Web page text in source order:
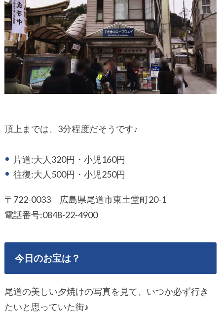
頂上までは、3分程度だそうです♪
片道:大人320円・小児160円
往復:大人500円・小児250円
〒722-0033 広島県尾道市東土堂町20-1
電話番号:0848-22-4900
今日のお宝は？
尾道の美しい夕焼けの写真を見て、いつか必ず行き
たいと思っていた街♪